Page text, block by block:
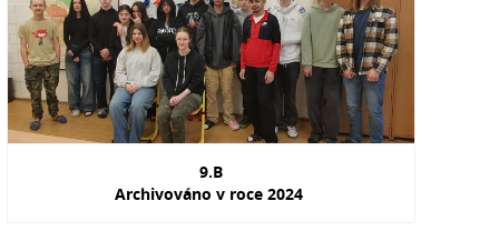
9.B
Archivováno v roce 2024